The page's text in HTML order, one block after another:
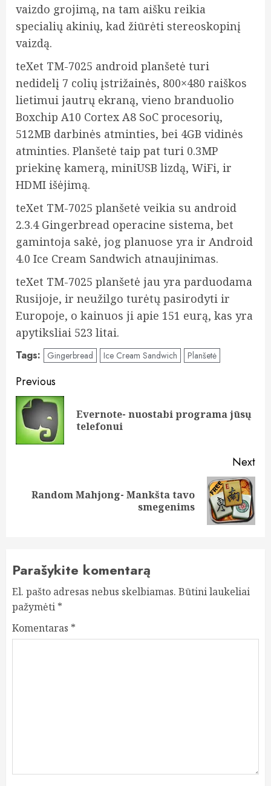
vaizdo grojimą, na tam aišku reikia
specialių akinių, kad žiūrėti stereoskopinį
vaizdą.
teXet TM-7025 android planšetė turi
nedidelį 7 colių įstrižainės, 800×480 raiškos
lietimui jautrų ekraną, vieno branduolio
Boxchip A10 Cortex A8 SoC procesorių,
512MB darbinės atminties, bei 4GB vidinės
atminties. Planšetė taip pat turi 0.3MP
priekinę kamerą, miniUSB lizdą, WiFi, ir
HDMI išėjimą.
teXet TM-7025 planšetė veikia su android
2.3.4 Gingerbread operacine sistema, bet
gamintoja sakė, jog planuose yra ir Android
4.0 Ice Cream Sandwich atnaujinimas.
teXet TM-7025 planšetė jau yra parduodama
Rusijoje, ir neužilgo turėtų pasirodyti ir
Europoje, o kainuos ji apie 151 eurą, kas yra
apytiksliai 523 litai.
Tags: Gingerbread Ice Cream Sandwich Planšetė
Post
navigation
Previous
Evernote- nuostabi programa jūsų
telefonui
Next
NextRandom Mahjong- Mankšta tavo
smegenims
Parašykite komentarą
El. pašto adresas nebus skelbiamas. Būtini laukeliai
pažymėti *
Komentaras *